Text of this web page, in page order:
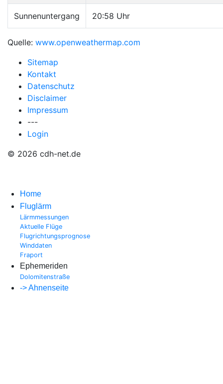
Sunnenuntergang 20:58 Uhr
Quelle: www.openweathermap.com
Sitemap
Kontakt
Datenschutz
Disclaimer
Impressum
---
Login
© 2026 cdh-net.de
Home
Fluglärm
Lärmmessungen
Aktuelle Flüge
Flugrichtungsprognose
Winddaten
Fraport
Ephemeriden
Dolomitenstraße
-> Ahnenseite